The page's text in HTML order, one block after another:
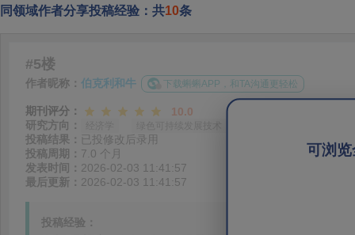
同领域作者分享投稿经验：共10条
可浏
#5楼
作者昵称： 伯克利和牛 下载蝌蝌APP，和TA沟通更轻松
期刊评分：
10.0
研究方向：
投稿结果： 已投修改后录用
投稿周期： 7.0 个月
发表时间： 2026-02-03 11:41:57
最后更新： 2026-02-03 11:41:57
投稿经验：